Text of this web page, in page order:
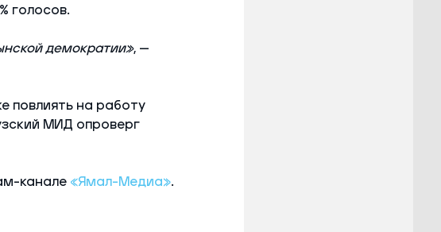
голосов.
демократии», —
повлиять на работу
МИД опроверг
канале «Ямал-Медиа».